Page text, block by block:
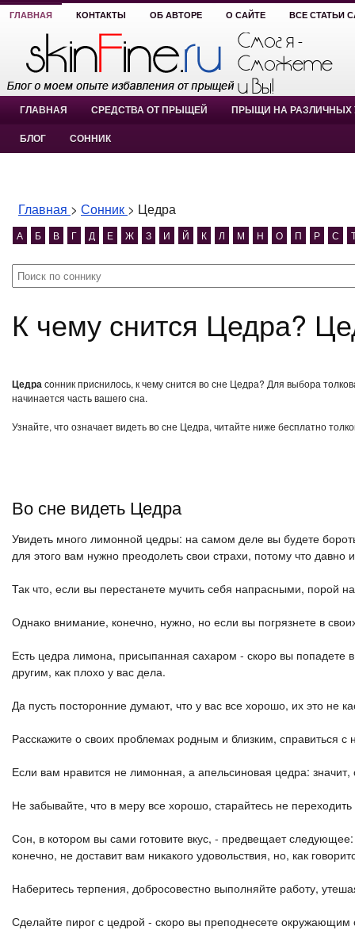
ГЛАВНАЯ КОНТАКТЫ ОБ АВТОРЕ О САЙТЕ ВСЕ СТАТЬИ
ГЛАВНАЯ СРЕДСТВА ОТ ПРЫЩЕЙ ПРЫЩИ НА РАЗЛИЧНЫХ
БЛОГ СОННИК
Главная > Сонник > Цедра
А Б В Г Д Е Ж З И Й К Л М Н О П Р С
К чему снится Цедра?
Цедрасонник приснилось, к чему снится во сне Цедра? Для выбора
начинается часть вашего сна.
Узнайте, что означает видеть во сне Цедра, читайте ниже бесплатно
Во сне видеть Цедра
Увидеть много лимонной цедры: на самом деле вы будете
для этого вам нужно преодолеть свои страхи, потому что
Так что, если вы перестанете мучить себя напрасными, порой
Однако внимание, конечно, нужно, но если вы погрязнете в
Есть цедра лимона, присыпанная сахаром - скоро вы попадете
другим, как плохо у вас дела.
Да пусть посторонние думают, что у вас все хорошо, их это не
Расскажите о своих проблемах родным и близким, справиться с
Если вам нравится не лимонная, а апельсиновая цедра:
Не забывайте, что в меру все хорошо, старайтесь не
Сон, в котором вы сами готовите вкус, - предвещает
конечно, не доставит вам никакого удовольствия, но, как
Наберитесь терпения, добросовестно выполняйте работу,
Сделайте пирог с цедрой - скоро вы преподнесете